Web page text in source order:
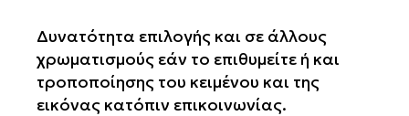
Your
Ass
ποσότητα
Δυνατότητα επιλογής και σε άλλους
χρωματισμούς εάν το επιθυμείτε ή και
τροποποίησης του κειμένου και της
εικόνας κατόπιν επικοινωνίας.